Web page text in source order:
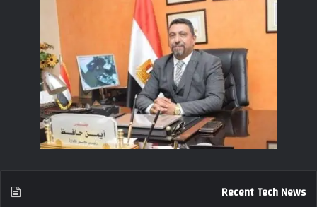
Recent Tech News